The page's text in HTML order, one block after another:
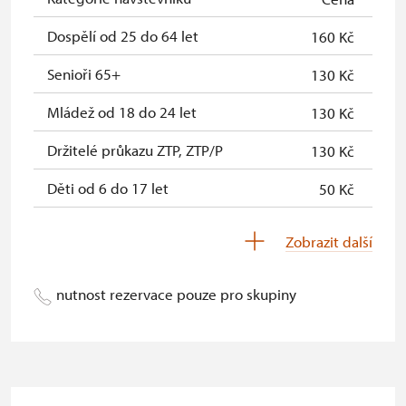
Průkaz zaměstnance NPÚ (+ až 3
rodinní příslušníci)
zdarma
Průkaz Náš člověk *
zdarma
* Platí pouze pro jednu osobu
(držitele průkazu)
Dospělí od 25 do 64 let
160 Kč
Senioři 65+
130 Kč
Mládež od 18 do 24 let
130 Kč
Držitelé průkazu ZTP, ZTP/P
130 Kč
Děti od 6 do 17 let
50 Kč
Pedagogický dozor (pro školní
Zobrazit další
nutnost rezervace pouze pro skupiny